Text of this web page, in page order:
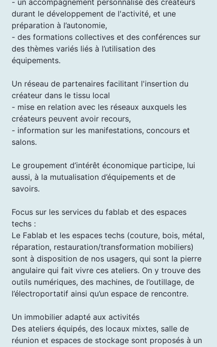
durant le développement de l'activité, et une
préparation à l’autonomie,
- des formations collectives et des conférences sur
des thèmes variés liés à l’utilisation des
équipements.
Un réseau de partenaires facilitant l'insertion du
créateur dans le tissu local
- mise en relation avec les réseaux auxquels les
créateurs peuvent avoir recours,
- information sur les manifestations, concours et
salons.
Le groupement d’intérêt économique participe, lui
aussi, à la mutualisation d’équipements et de
savoirs.
Focus sur les services du fablab et des espaces
techs :
Le Fablab et les espaces techs (couture, bois, métal,
réparation, restauration/transformation mobiliers)
sont à disposition de nos usagers, qui sont la pierre
angulaire qui fait vivre ces ateliers. On y trouve des
outils numériques, des machines, de l’outillage, de
l’électroportatif ainsi qu’un espace de rencontre.
Un immobilier adapté aux activités
Des ateliers équipés, des locaux mixtes, salle de
réunion et espaces de stockage sont proposés à un